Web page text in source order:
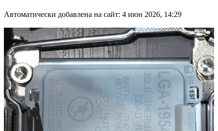
Автоматически добавлена на сайт: 4 июн 2026, 14:29